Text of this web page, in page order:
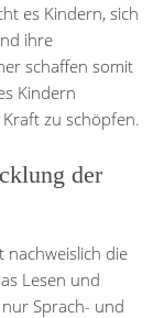
es Kindern, sich
ihre
schaffen somit
Kindern
zu schöpfen.
der
die
Lesen und
Sprach- und